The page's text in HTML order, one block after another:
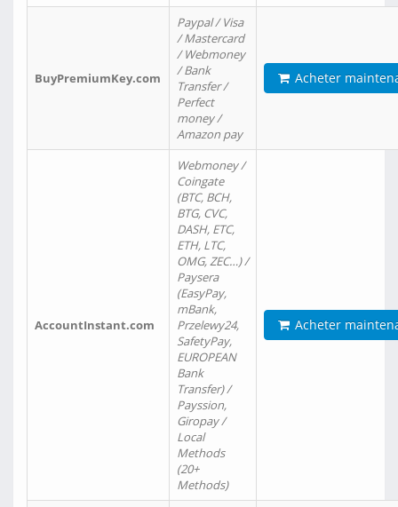
BuyPremiumKey.com
Paypal / Visa
/ Mastercard
/ Webmoney
/ Bank
Transfer /
Perfect
money /
Amazon pay
Acheter
AccountInstant.com
Webmoney /
Coingate
(BTC, BCH,
BTG, CVC,
DASH, ETC,
ETH, LTC,
OMG, ZEC…) /
Paysera
(EasyPay,
mBank,
Przelewy24,
SafetyPay,
EUROPEAN
Bank
Transfer) /
Payssion,
Giropay /
Local
Methods
(20+
Methods)
Acheter